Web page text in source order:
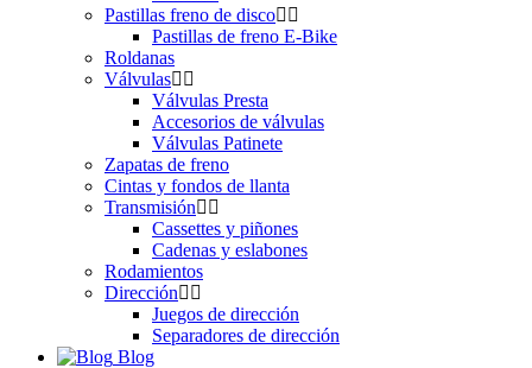
Pastillas freno de disco
Pastillas de freno E-Bike
Roldanas
Válvulas
Válvulas Presta
Accesorios de válvulas
Válvulas Patinete
Zapatas de freno
Cintas y fondos de llanta
Transmisión
Cassettes y piñones
Cadenas y eslabones
Rodamientos
Dirección
Juegos de dirección
Separadores de dirección
Blog